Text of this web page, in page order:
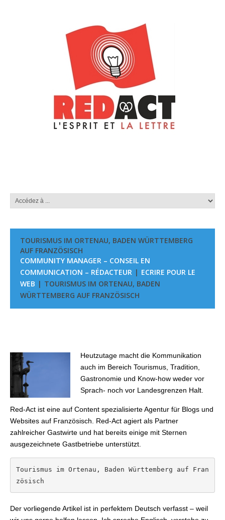
TOURISMUS IM ORTENAU, BADEN WÜRTTEMBERG
AUF FRANZÖSISCH
COMMUNITY MANAGER – CONSEIL EN
COMMUNICATION – RÉDACTEUR
ECRIRE POUR LE
WEB
TOURISMUS IM ORTENAU, BADEN
WÜRTTEMBERG AUF FRANZÖSISCH
Heutzutage macht die Kommunikation
auch im Bereich Tourismus, Tradition,
Gastronomie und Know-how weder vor
Sprach- noch vor Landesgrenzen Halt.
Red-Act ist eine auf Content spezialisierte Agentur für Blogs und
Websites auf Französisch. Red-Act agiert als Partner
zahlreicher Gastwirte und hat bereits einige mit Sternen
ausgezeichnete Gastbetriebe unterstützt.
Tourismus im Ortenau, Baden Württemberg auf Fran
zösisch
Der vorliegende Artikel ist in perfektem Deutsch verfasst – weil